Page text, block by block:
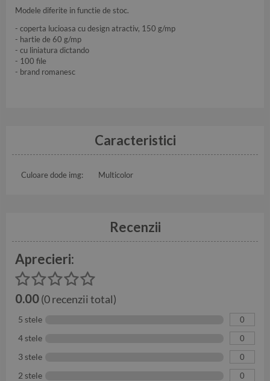
Modele diferite in functie de stoc.
- coperta lucioasa cu design atractiv, 150 g/mp
- hartie de 60 g/mp
- cu liniatura dictando
- 100 file
- brand romanesc
Caracteristici
Culoare dode img: Multicolor
Recenzii
Aprecieri:
0.00(0 recenzii total)
5 stele 0
4 stele 0
3 stele 0
2 stele 0